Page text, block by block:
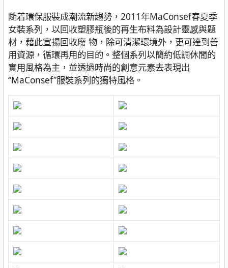
隨着環保服裝成潮流新趨勢，2011年MaConsef春夏季
女裝系列，以回收塑膠瓶後的再生布料為設計靈感與題
材，藉此宣揚回收廢 物，除可清潔環境外，更可達到善
用資源，循環再用的目的。整個系列以簡約低調休閒的
實用風格為主，並透過時尚的創意元素去表現出
“MaConsef”服裝系列的獨特風格。